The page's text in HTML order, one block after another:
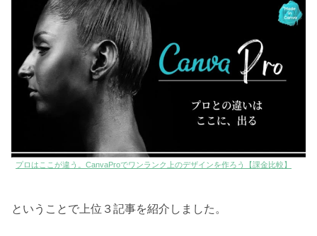
プロはここが違う。CanvaProでワンランク上のデザインを作ろう【課金比較】
ということで上位３記事を紹介しました。